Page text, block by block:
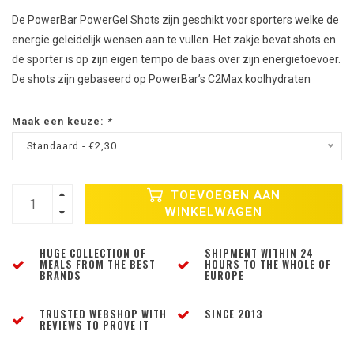
De PowerBar PowerGel Shots zijn geschikt voor sporters welke de
energie geleidelijk wensen aan te vullen. Het zakje bevat shots en
de sporter is op zijn eigen tempo de baas over zijn energietoevoer.
De shots zijn gebaseerd op PowerBar’s C2Max koolhydraten
Maak een keuze: *
Standaard - €2,30
TOEVOEGEN AAN
WINKELWAGEN
HUGE COLLECTION OF
MEALS FROM THE BEST
BRANDS
SHIPMENT WITHIN 24
HOURS TO THE WHOLE OF
EUROPE
TRUSTED WEBSHOP WITH
REVIEWS TO PROVE IT
SINCE 2013